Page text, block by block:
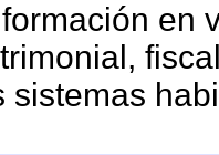
en
sistemas